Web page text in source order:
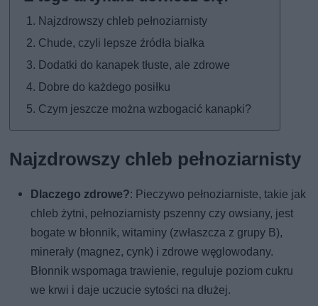
Najzdrowszy chleb pełnoziarnisty
Chude, czyli lepsze źródła białka
Dodatki do kanapek tłuste, ale zdrowe
Dobre do każdego posiłku
Czym jeszcze można wzbogacić kanapki?
Najzdrowszy chleb pełnoziarnisty
Dlaczego zdrowe?: Pieczywo pełnoziarniste, takie jak
chleb żytni, pełnoziarnisty pszenny czy owsiany, jest
bogate w błonnik, witaminy (zwłaszcza z grupy B),
minerały (magnez, cynk) i zdrowe węglowodany.
Błonnik wspomaga trawienie, reguluje poziom cukru
we krwi i daje uczucie sytości na dłużej.